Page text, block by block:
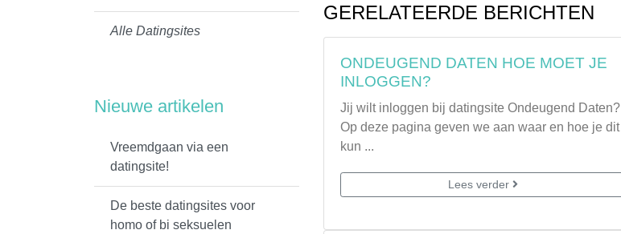
Alle Datingsites
Nieuwe artikelen
Vreemdgaan via een
datingsite!
De beste datingsites voor
homo of bi seksuelen
GERELATEERDE BERICHTEN
ONDEUGEND DATEN HOE MOET JE
INLOGGEN?
Jij wilt inloggen bij datingsite Ondeugend Daten?
Op deze pagina geven we aan waar en hoe je dit
kun ...
Lees verder